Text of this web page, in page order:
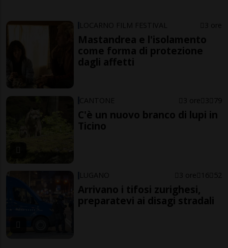
LOCARNO FILM FESTIVAL 3 ore
Mastandrea e l'isolamento
come forma di protezione
dagli affetti
CANTONE 3 ore 3 79
C'è un nuovo branco di lupi in
Ticino
LUGANO 3 ore 16 52
Arrivano i tifosi zurighesi,
preparatevi ai disagi stradali